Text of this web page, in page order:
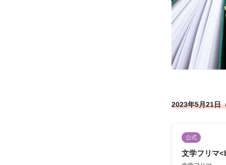
2023年5月21日
公式
文学フリマ